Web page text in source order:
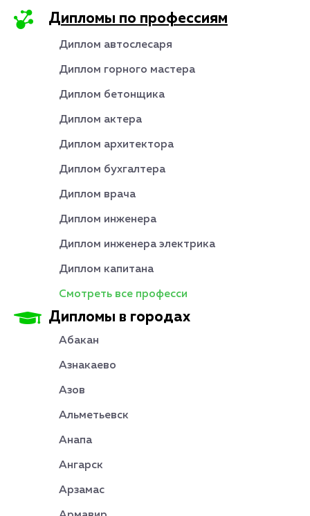
Дипломы по профессиям
Диплом автослесаря
Диплом горного мастера
Диплом бетонщика
Диплом актера
Диплом архитектора
Диплом бухгалтера
Диплом врача
Диплом инженера
Диплом инженера электрика
Диплом капитана
Смотреть все професси
Дипломы в городах
Абакан
Азнакаево
Азов
Альметьевск
Анапа
Ангарск
Арзамас